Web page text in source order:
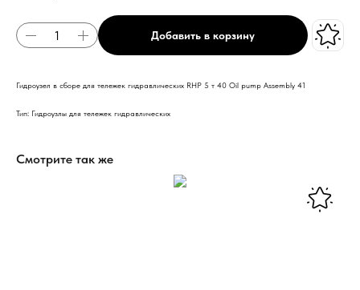
Добавить в корзину
Гидроузел в сборе для тележек гидравлических RHP 5 т 40 Oil pump Assembly 41
Тип: Гидроузлы для тележек гидравлических
Смотрите так же